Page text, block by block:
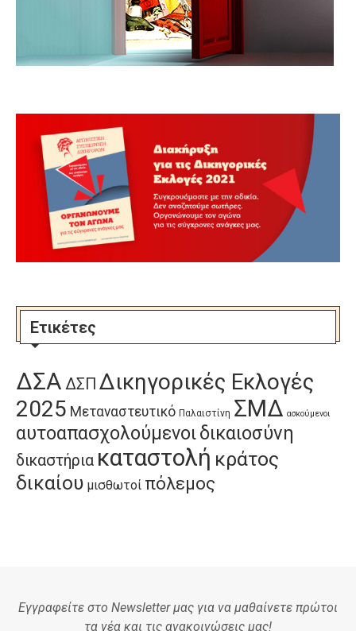
Ετικέτες
ΔΣΑ ΔΣΠ Δικηγορικές Εκλογές
2025 Μεταναστευτικό Παλαιστίνη ΣΜΔ ασκούμενοι
αυτοαπασχολούμενοιδικαιοσύνη
δικαστήρια καταστολή κράτος
δικαίου μισθωτοί πόλεμος
Εγγραφείτε στο Newsletter μας για να μαθαίνετε πρώτοι
τα νέα και τις ανακοινώσεις μας!